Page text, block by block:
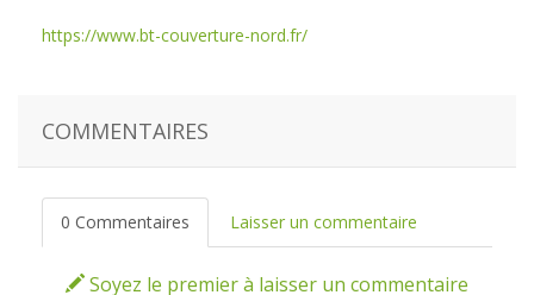
https://www.bt-couverture-nord.fr/
COMMENTAIRES
0 Commentaires Laisser un commentaire
Soyez le premier à laisser un commentaire